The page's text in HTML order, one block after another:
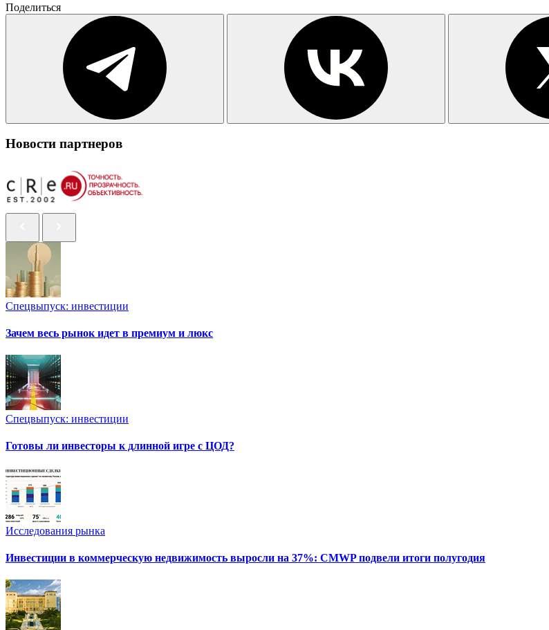
Поделиться
Новости партнеров
Спецвыпуск: инвестиции
Зачем весь рынок идет в премиум и люкс
Спецвыпуск: инвестиции
Готовы ли инвесторы к длинной игре с ЦОД?
Исследования рынка
Инвестиции в коммерческую недвижимость выросли на 37%: CMWP подвели итоги полугодия